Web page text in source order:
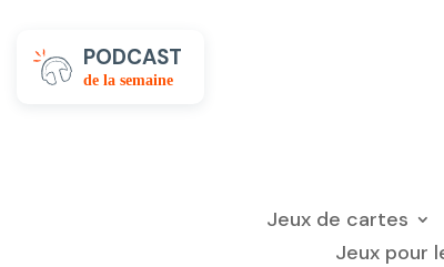
PODCAST
de la semaine
Jeux de cartes
Jeux pour